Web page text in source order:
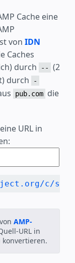
Cache eine
von IDN
Caches
durch --
(2
durch -
pub.com die
URL in
von AMP-
URL in
konvertieren.